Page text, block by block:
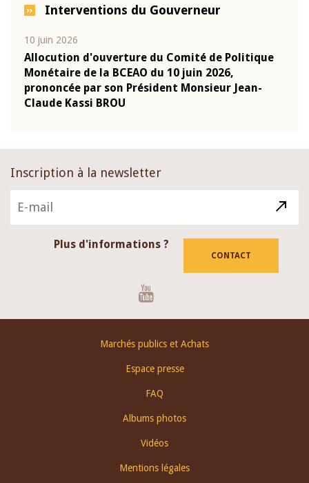
Interventions du Gouverneur
10 juin 2026
Allocution d'ouverture du Comité de Politique
Monétaire de la BCEAO du 10 juin 2026,
prononcée par son Président Monsieur Jean-
Claude Kassi BROU
Inscription à la newsletter
Plus d'informations ?
CONTACT
Marchés publics et Achats
Espace presse
FAQ
Albums photos
Vidéos
Mentions légales